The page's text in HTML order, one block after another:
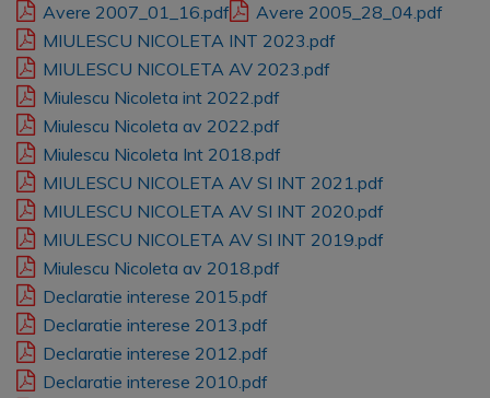
Avere 2007_01_16.pdf
Avere 2005_28_04.pdf
MIULESCU NICOLETA INT 2023.pdf
MIULESCU NICOLETA AV 2023.pdf
Miulescu Nicoleta int 2022.pdf
Miulescu Nicoleta av 2022.pdf
Miulescu Nicoleta Int 2018.pdf
MIULESCU NICOLETA AV SI INT 2021.pdf
MIULESCU NICOLETA AV SI INT 2020.pdf
MIULESCU NICOLETA AV SI INT 2019.pdf
Miulescu Nicoleta av 2018.pdf
Declaratie interese 2015.pdf
Declaratie interese 2013.pdf
Declaratie interese 2012.pdf
Declaratie interese 2010.pdf